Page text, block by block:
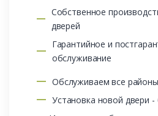
Собственное
дверей
Гарантийное и
обслуживание
Обслуживаем все
Установка новой двери -